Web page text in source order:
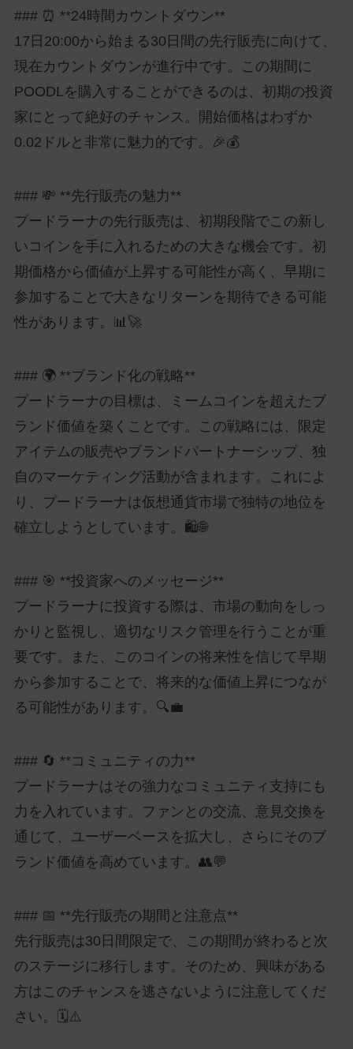
### ⏰ **24時間カウントダウン**
17日20:00から始まる30日間の先行販売に向けて、
現在カウントダウンが進行中です。この期間に
POODLを購入することができるのは、初期の投資
家にとって絶好のチャンス。開始価格はわずか
0.02ドルと非常に魅力的です。🎉💰
### 💸 **先行販売の魅力**
プードラーナの先行販売は、初期段階でこの新し
いコインを手に入れるための大きな機会です。初
期価格から価値が上昇する可能性が高く、早期に
参加することで大きなリターンを期待できる可能
性があります。📊🚀
### 🌍 **ブランド化の戦略**
プードラーナの目標は、ミームコインを超えたブ
ランド価値を築くことです。この戦略には、限定
アイテムの販売やブランドパートナーシップ、独
自のマーケティング活動が含まれます。これによ
り、プードラーナは仮想通貨市場で独特の地位を
確立しようとしています。🛍️🌐
### 🎯 **投資家へのメッセージ**
プードラーナに投資する際は、市場の動向をしっ
かりと監視し、適切なリスク管理を行うことが重
要です。また、このコインの将来性を信じて早期
から参加することで、将来的な価値上昇につなが
る可能性があります。🔍💼
### 🔄 **コミュニティの力**
プードラーナはその強力なコミュニティ支持にも
力を入れています。ファンとの交流、意見交換を
通じて、ユーザーベースを拡大し、さらにそのブ
ランド価値を高めています。👥💬
### 📅 **先行販売の期間と注意点**
先行販売は30日間限定で、この期間が終わると次
のステージに移行します。そのため、興味がある
方はこのチャンスを逃さないように注意してくだ
さい。🗓️⚠️